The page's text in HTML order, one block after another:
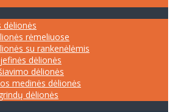
dėlionės
rėmeliuose
su rankenėlėmis
dėlionės
dėlionės
medinės dėlionės
dėlionės